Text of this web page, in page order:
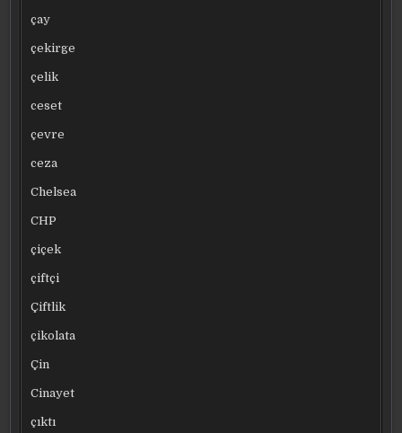
çay
çekirge
çelik
ceset
çevre
ceza
Chelsea
CHP
çiçek
çiftçi
Çiftlik
çikolata
Çin
Cinayet
çıktı